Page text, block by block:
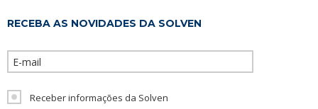
RECEBA AS NOVIDADES DA SOLVEN
Receber informações da Solven